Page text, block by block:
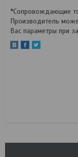
*Сопровождающие
Производитель
Вас параметры при